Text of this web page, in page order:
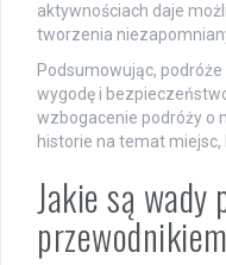
aktywnościach daje
tworzenia
Podsumowując,
wygodę i
wzbogacenie podróży o
historie na temat
Jakie są wady